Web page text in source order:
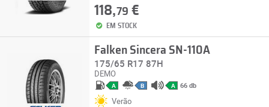
118,79 €
EM STOCK
Falken Sincera SN-110A
175/65 R17 87H
DEMO
A B A 66 db
Verão